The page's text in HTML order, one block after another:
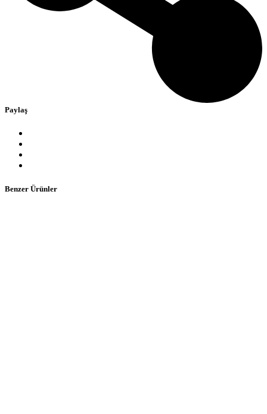
Paylaş
Benzer Ürünler